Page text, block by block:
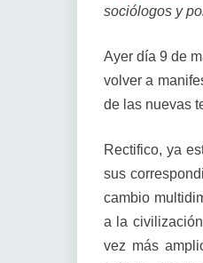
sociólogos y
Ayer día 9 de
volver a
de las nuevas
Rectifico, ya
sus
cambio
a la
vez más